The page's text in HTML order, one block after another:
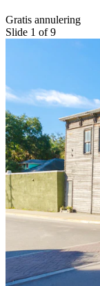
Gratis annulering
Slide 1 of 9